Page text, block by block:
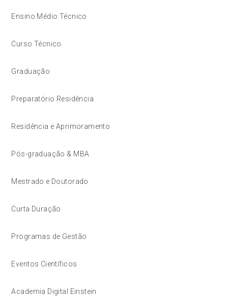
Ensino Médio Técnico
Curso Técnico
Graduação
Preparatório Residência
Residência e Aprimoramento
Pós-graduação & MBA
Mestrado e Doutorado
Curta Duração
Programas de Gestão
Eventos Científicos
Academia Digital Einstein